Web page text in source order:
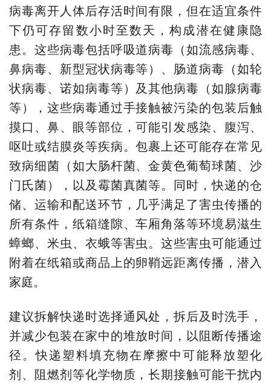
病毒离开人体后存活时间有限，但在适宜条件
下仍可存留数小时至数天，构成潜在健康隐
患。这些病毒包括呼吸道病毒（如流感病毒、
鼻病毒、新型冠状病毒等）、肠道病毒（如轮
状病毒、诺如病毒等）及其他病毒（如腺病毒
等），这些病毒通过手接触被污染的包装后触
摸口、鼻、眼等部位，可能引发感染、腹泻、
呕吐或结膜炎等疾病。包裹上还可能存在常见
致病细菌（如大肠杆菌、金黄色葡萄球菌、沙
门氏菌），以及霉菌真菌等。同时，快递的仓
储、运输和配送环节，几乎满足了害虫传播的
所有条件，纸箱缝隙、车厢角落等环境易滋生
蟑螂、米虫、衣蛾等害虫。这些害虫可能通过
附着在纸箱或商品上的卵鞘远距离传播，潜入
家庭。
建议拆解快递时选择通风处，拆后及时洗手，
并减少包装在家中的堆放时间，以阻断传播途
径。快递塑料填充物在摩擦中可能释放塑化
剂、阻燃剂等化学物质，长期接触可能干扰内